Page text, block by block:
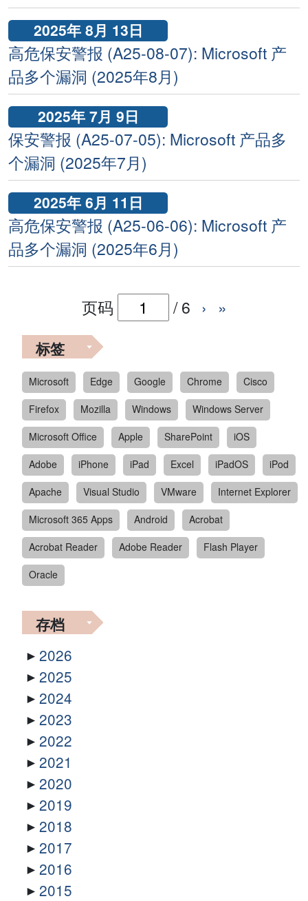
2025年 8月 13日
高危保安警报 (A25-08-07): Microsoft 产
品多个漏洞 (2025年8月)
2025年 7月 9日
保安警报 (A25-07-05): Microsoft 产品多
个漏洞 (2025年7月)
2025年 6月 11日
高危保安警报 (A25-06-06): Microsoft 产
品多个漏洞 (2025年6月)
页码 /6 › »
标签
Microsoft Edge Google Chrome
Cisco
Firefox
Mozilla Windows
Windows Server
Microsoft Office
Apple SharePoint
iOS
Adobe
iPhone iPad Excel iPadOS
iPod
Apache
Visual Studio VMware
Internet Explorer
Microsoft 365 Apps
Android
Acrobat
Acrobat Reader
Adobe Reader
Flash Player
Oracle
存档
2026
2025
2024
2023
2022
2021
2020
2019
2018
2017
2016
2015